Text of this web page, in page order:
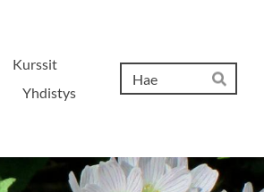
Kurssit
Yhdistys
Hae